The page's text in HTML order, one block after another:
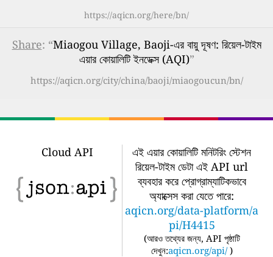
https://aqicn.org/here/bn/
Share: “Miaogou Village, Baoji-এর বায়ু দূষণ: রিয়েল-টাইম
এয়ার কোয়ালিটি ইনডেক্স (AQI)”
https://aqicn.org/city/china/baoji/miaogoucun/bn/
Cloud API
এই এয়ার কোয়ালিটি মনিটরিং স্টেশন
রিয়েল-টাইম ডেটা এই API url
ব্যবহার করে প্রোগ্রাম্যাটিকভাবে
অ্যাক্সেস করা যেতে পারে:
aqicn.org/data-platform/a
pi/H4415
(আরও তথ্যের জন্য, API পৃষ্ঠাটি
দেখুন:aqicn.org/api/ )